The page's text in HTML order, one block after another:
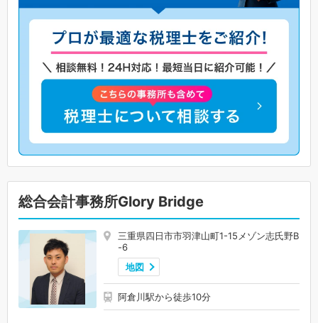
総合会計事務所Glory Bridge
三重県四日市市羽津山町1-15メゾン志氏野B
-6
地図
阿倉川駅から徒歩10分